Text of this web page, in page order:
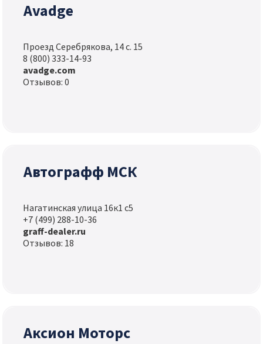
Avadge
Проезд Серебрякова, 14 с. 15
8 (800) 333-14-93
avadge.com
Отзывов: 0
Автографф МСК
Нагатинская улица 16к1 с5
+7 (499) 288-10-36
graff-dealer.ru
Отзывов: 18
Аксион Моторс